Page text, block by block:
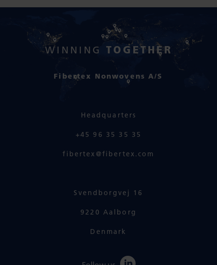
WINNING TOGETHER
Fibertex Nonwovens A/S
Headquarters
+45 96 35 35 35
fibertex@fibertex.com
Svendborgvej 16
9220 Aalborg
Denmark